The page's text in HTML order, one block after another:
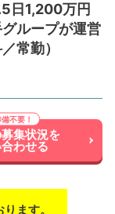
日1,200万円
ループが運営
常勤）
集状況を
わせる
ます。